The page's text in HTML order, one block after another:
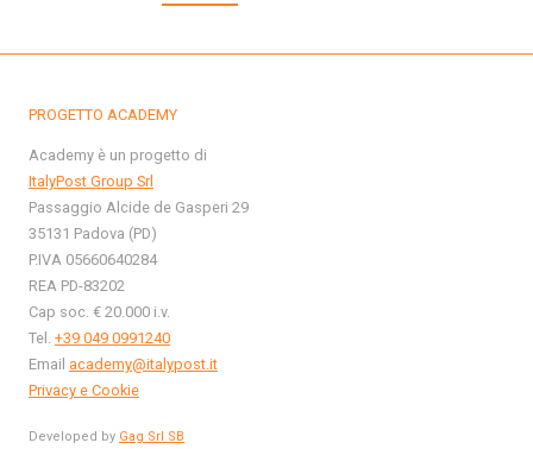
PROGETTO ACADEMY
Academy è un progetto di
ItalyPost Group Srl
Passaggio Alcide de Gasperi 29
35131 Padova (PD)
P.IVA 05660640284
REA PD-83202
Cap soc. € 20.000 i.v.
Tel. +39 049 0991240
Email academy@italypost.it
Privacy e Cookie
Developed by Gag Srl SB